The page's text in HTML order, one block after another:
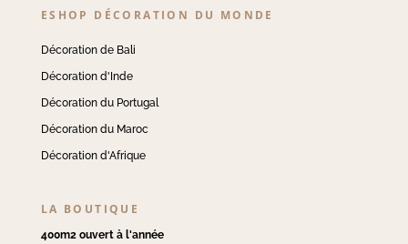
ESHOP DÉCORATION DU MONDE
Décoration de Bali
Décoration d'Inde
Décoration du Portugal
Décoration du Maroc
Décoration d'Afrique
LA BOUTIQUE
400m2 ouvert à l'année